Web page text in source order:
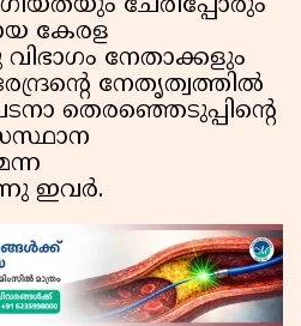
ചേരിപ്പോരും
കേരള
നേതാക്കളും
നേതൃത്വത്തിൽ
തെരഞ്ഞെടുപ്പിൻ്റെ
ഇവർ.